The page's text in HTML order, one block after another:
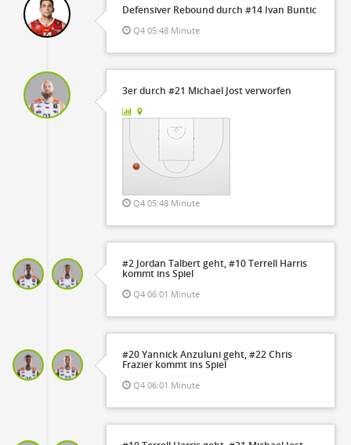
Defensiver Rebound durch #14 Ivan Buntic
Q4 05:48 Minute
3er durch #21 Michael Jost verworfen
Q4 05:48 Minute
#2 Jordan Talbert geht, #10 Terrell Harris
kommt ins Spiel
Q4 06:01 Minute
#20 Yannick Anzuluni geht, #22 Chris
Frazier kommt ins Spiel
Q4 06:01 Minute